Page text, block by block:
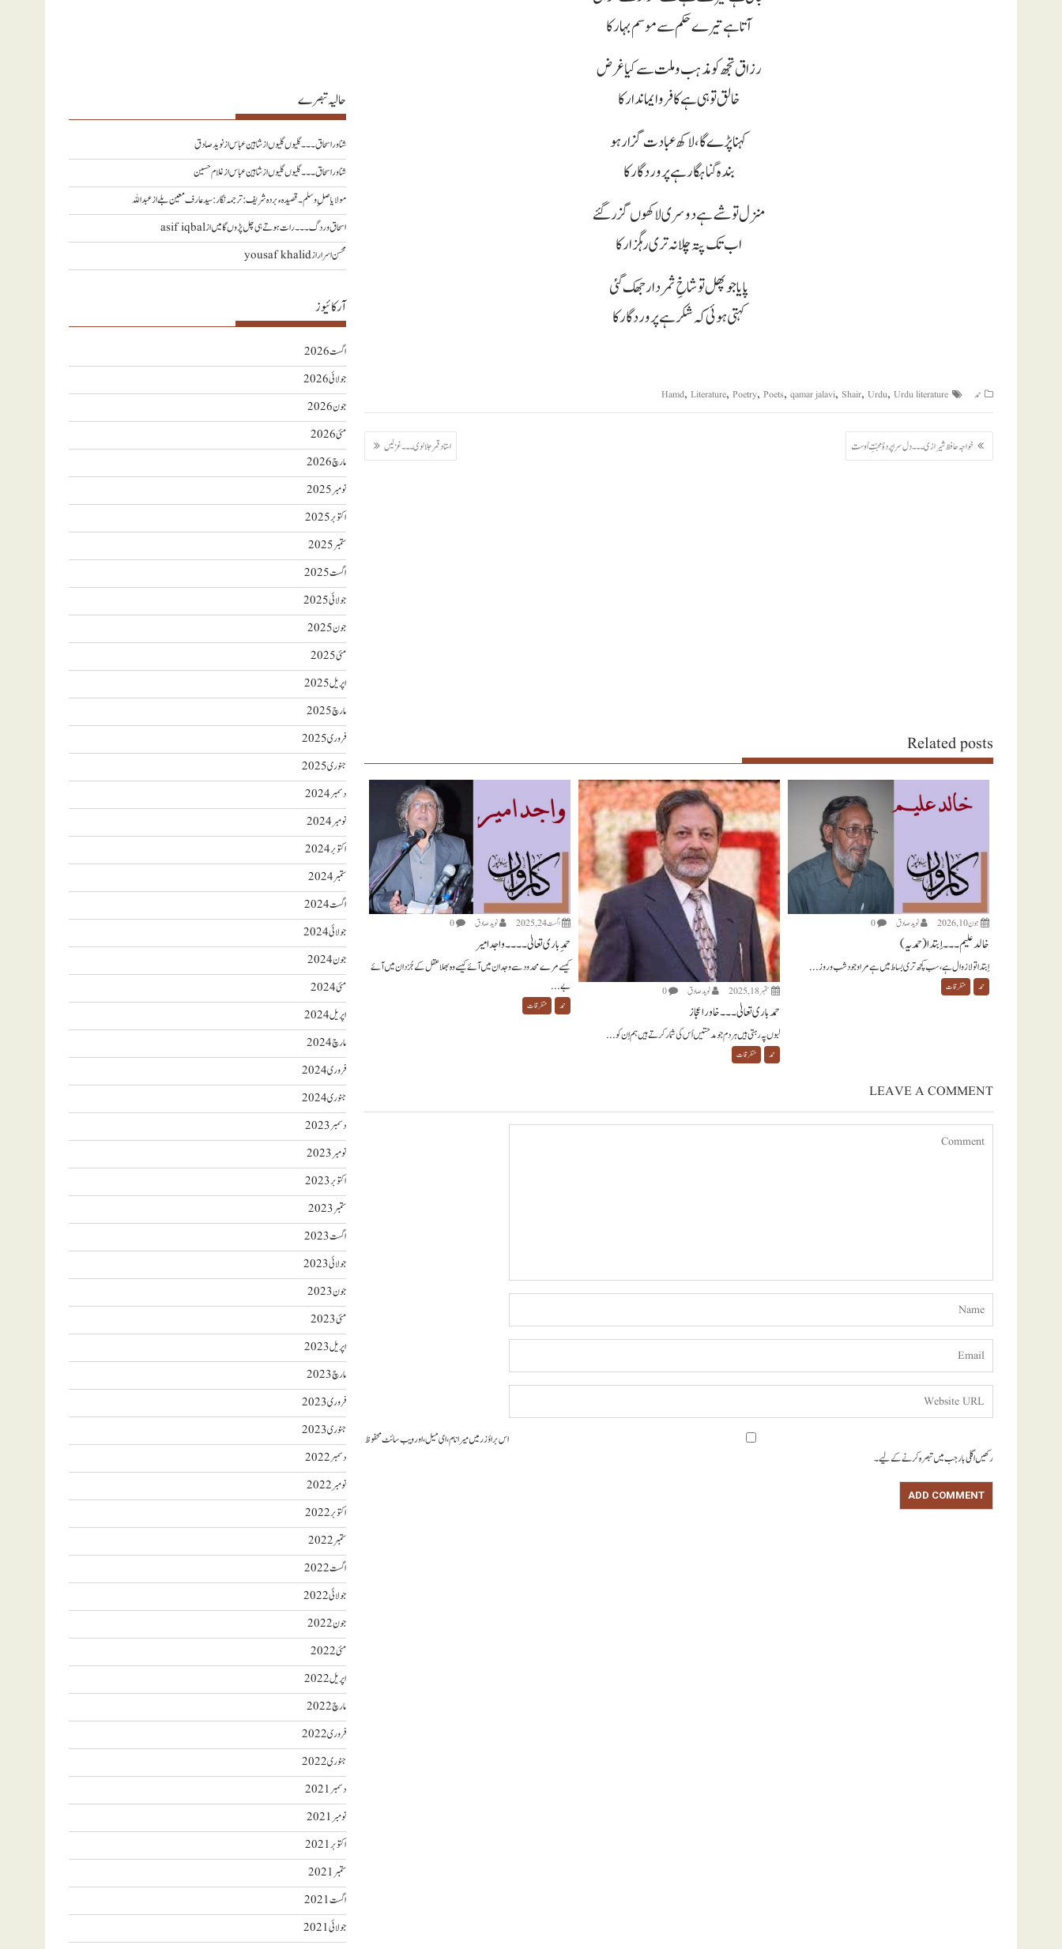
آتا ہے تیرے حکم سے موسم بہار کا
رزاق تجھ کو مذہب و ملت سے کیا غرض
خالق تو ہی ہے کافر و ایماندار کا
کہنا پڑے گا، لاکھ عبادت گزار ہو
بندہ گناہگار ہے پروردگار کا
منزل تو شے ہے دوسری لاکھوں گزر گئے
اب تک پتہ چلا نہ تری رہگزار کا
پایا جو پھل تو شاخِ ثمر دار جھک گئی
کہتی ہوئی کہ شکر ہے پروردگار کا
حمد Hamd, Literature, Poetry, Poets, qamar jalavi, Shair, Urdu, Urdu literature
پوسٹوں
کی
خواجہ حافظ شیرازی ۔۔۔ دل سرا پردۂ محبّتِ اُوست استاد قمر جلالوی ۔۔۔ غزلیں
Related posts
جون 10, 2026 نويد صادق 0
خالد علیم ۔۔۔ اِبتدا (حمدیہ)
اِبتدا تو لازوال ہے ، سب کچھ تری بساط میں ہے مرا وجود شب و روز...
حمد متفرقات ستمبر 18, 2025 نويد صادق 0
حمد باری تعالیٰ ۔۔۔ خاور اعجاز
لبوں پہ رہتی ہیں ہر دم جو مدحتیں اُس کی شمار کرتے ہیں ہم اِن کو...
حمد متفرقات
اگست 24, 2025 نويد صادق 0
حمدِ باری تعالیٰ ۔۔۔۔ واجد امیر
کیسے مرے محدود سے وجدان میں آئے کیسے وہ بھلا عقل کے جُزدان میں آئے
بے...
حمد متفرقات
LEAVE A COMMENT
اس براؤزر میں میرا نام، ای میل، اور ویب سائٹ محفوظ
رکھیں اگلی بار جب میں تبصرہ کرنے کےلیے۔
حالیہ تبصرے
شناور اسحاق ۔۔۔ گلیوں گلیوں از شاہین عباسازنويد صادق
شناور اسحاق ۔۔۔ گلیوں گلیوں از شاہین عباسازغلام حسین
مولا یا صلِ وسلم ۔قصیدہ ء بردہ شریف: ترجمہ نگار : سید عارف معین بلےازعبداللہ
اسحاق وردگ ۔۔۔ رات ہوتے ہی چل پڑوں گا میںازasif iqbal
محسن اسرارازyousaf khalid
آرکائیوز
اگست 2026
جولائی 2026
جون 2026
مئی 2026
مارچ 2026
نومبر 2025
اکتوبر 2025
ستمبر 2025
اگست 2025
جولائی 2025
جون 2025
مئی 2025
اپریل 2025
مارچ 2025
فروری 2025
جنوری 2025
دسمبر 2024
نومبر 2024
اکتوبر 2024
ستمبر 2024
اگست 2024
جولائی 2024
جون 2024
مئی 2024
اپریل 2024
مارچ 2024
فروری 2024
جنوری 2024
دسمبر 2023
نومبر 2023
اکتوبر 2023
ستمبر 2023
اگست 2023
جولائی 2023
جون 2023
مئی 2023
اپریل 2023
مارچ 2023
فروری 2023
جنوری 2023
دسمبر 2022
نومبر 2022
اکتوبر 2022
ستمبر 2022
اگست 2022
جولائی 2022
جون 2022
مئی 2022
اپریل 2022
مارچ 2022
فروری 2022
جنوری 2022
دسمبر 2021
نومبر 2021
اکتوبر 2021
ستمبر 2021
اگست 2021
جولائی 2021